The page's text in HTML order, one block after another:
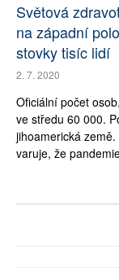
Světová
na západní
stovky tisíc lidí
2. 7. 2020
Oficiální počet
ve středu 60 000.
jihoamerická
varuje, že